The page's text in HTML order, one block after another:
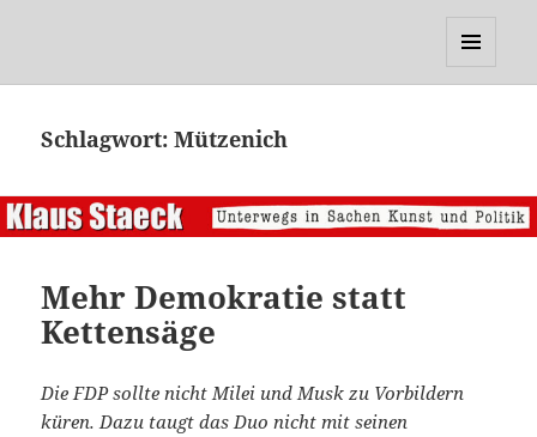
Schlagwort:Mützenich
Mehr Demokratie statt
Kettensäge
Die FDP sollte nicht Milei und Musk zu Vorbildern
küren. Dazu taugt das Duo nicht mit seinen